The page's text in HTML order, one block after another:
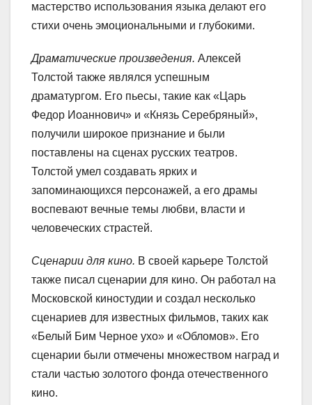
мастерство использования языка делают его
стихи очень эмоциональными и глубокими.
Драматические произведения. Алексей
Толстой также являлся успешным
драматургом. Его пьесы, такие как «Царь
Федор Иоаннович» и «Князь Серебряный»,
получили широкое признание и были
поставлены на сценах русских театров.
Толстой умел создавать ярких и
запоминающихся персонажей, а его драмы
воспевают вечные темы любви, власти и
человеческих страстей.
Сценарии для кино. В своей карьере Толстой
также писал сценарии для кино. Он работал на
Московской киностудии и создал несколько
сценариев для известных фильмов, таких как
«Белый Бим Черное ухо» и «Обломов». Его
сценарии были отмечены множеством наград и
стали частью золотого фонда отечественного
кино.